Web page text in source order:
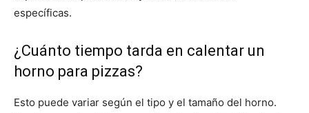
específicas.
¿Cuánto tiempo tarda en calentar un
horno para pizzas?
Esto puede variar según el tipo y el tamaño del horno.